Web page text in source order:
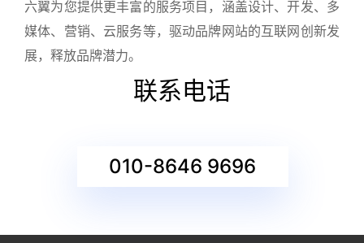
六翼为您提供更丰富的服务项目，涵盖设计、开发、多
媒体、营销、云服务等，驱动品牌网站的互联网创新发
展，释放品牌潜力。
联系电话
010-8646 9696